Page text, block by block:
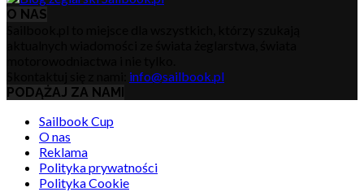
O NAS
info@sailbook.pl
PODĄŻAJ ZA NAMI
Sailbook Cup
O nas
Reklama
Polityka prywatności
Polityka Cookie